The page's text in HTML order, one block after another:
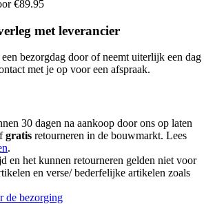
€89.95
met leverancier
bezorgdag door of neemt uiterlijk een dag
met je op voor een afspraak.
30 dagen na aankoop door ons op laten
gratis retourneren in de bouwmarkt. Lees
.
en het kunnen retourneren gelden niet voor
en verse/ bederfelijke artikelen zoals
de bezorging